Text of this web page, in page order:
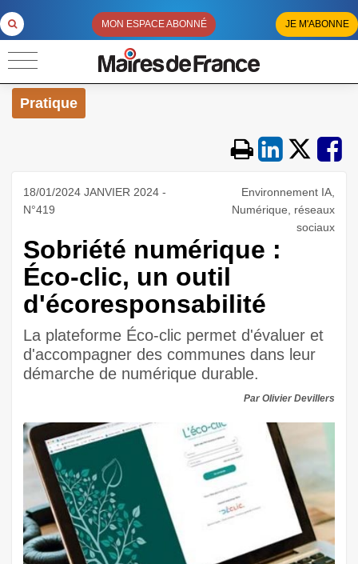
MON ESPACE ABONNÉ JE M'ABONNE
Pratique
18/01/2024 JANVIER 2024 -
N°419
Environnement IA,
Numérique, réseaux
sociaux
Sobriété numérique :
Éco-clic, un outil
d'écoresponsabilité
La plateforme Éco-clic permet d'évaluer et
d'accompagner des communes dans leur
démarche de numérique durable.
Par Olivier Devillers